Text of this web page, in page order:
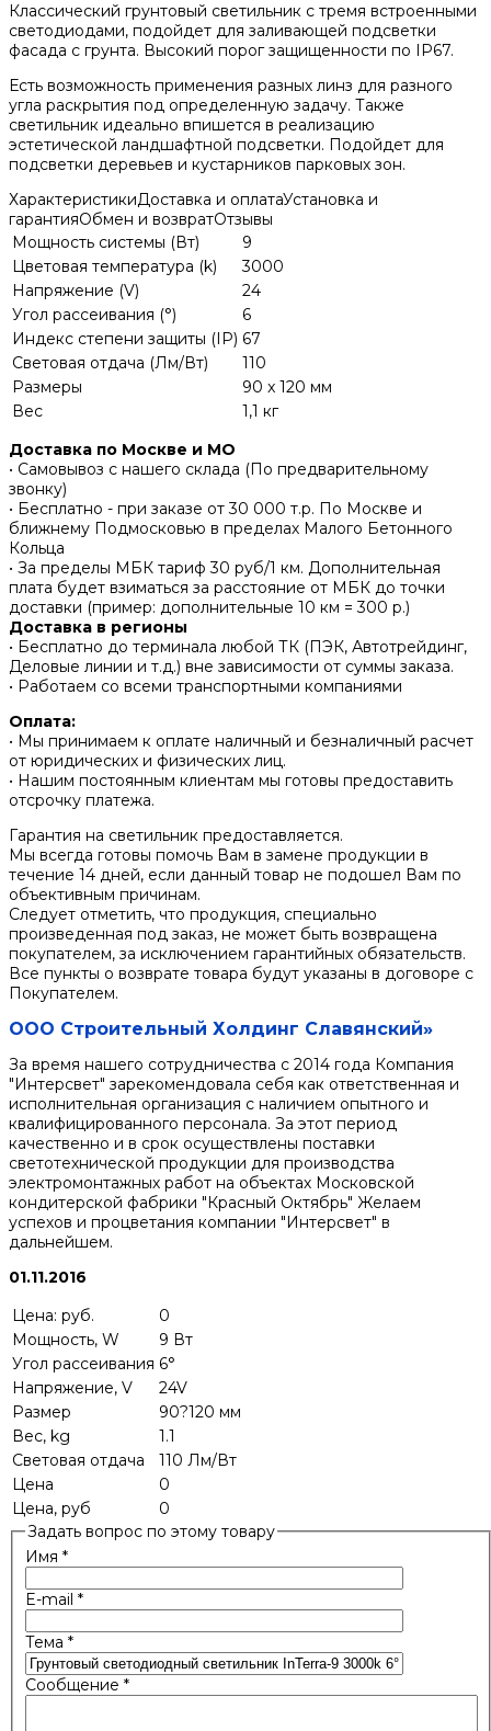
Классический грунтовый светильник с тремя встроенными
светодиодами, подойдет для заливающей подсветки
фасада с грунта. Высокий порог защищенности по IP67.
Есть возможность применения разных линз для разного
угла раскрытия под определенную задачу. Также
светильник идеально впишется в реализацию
эстетической ландшафтной подсветки. Подойдет для
подсветки деревьев и кустарников парковых зон.
ХарактеристикиДоставка и оплатаУстановка и
гарантияОбмен и возвратОтзывы
Мощность системы (Вт)
9
Цветовая температура (k)
3000
Напряжение (V)
24
Угол рассеивания (°)
6
Индекс степени защиты (IP) 67
Световая отдача (Лм/Вт)
110
Размеры
90 x 120 мм
Вес
1,1 кг
Доставка по Москве и МО
• Самовывоз с нашего склада (По предварительному
звонку)
• Бесплатно - при заказе от 30 000 т.р. По Москве и
ближнему Подмосковью в пределах Малого Бетонного
Кольца
• За пределы МБК тариф 30 руб/1 км. Дополнительная
плата будет взиматься за расстояние от МБК до точки
доставки (пример: дополнительные 10 км = 300 р.)
Доставка в регионы
• Бесплатно до терминала любой ТК (ПЭК, Автотрейдинг,
Деловые линии и т.д.) вне зависимости от суммы заказа.
• Работаем со всеми транспортными компаниями
Оплата:
• Мы принимаем к оплате наличный и безналичный расчет
от юридических и физических лиц.
• Нашим постоянным клиентам мы готовы предоставить
отсрочку платежа.
Гарантия на светильник предоставляется.
Мы всегда готовы помочь Вам в замене продукции в
течение 14 дней, если данный товар не подошел Вам по
объективным причинам.
Следует отметить, что продукция, специально
произведенная под заказ, не может быть возвращена
покупателем, за исключением гарантийных обязательств.
Все пункты о возврате товара будут указаны в договоре с
Покупателем.
ООО Строительный Холдинг Славянский»
За время нашего сотрудничества с 2014 года Компания
"Интерсвет" зарекомендовала себя как ответственная и
исполнительная организация с наличием опытного и
квалифицированного персонала. За этот период
качественно и в срок осуществлены поставки
светотехнической продукции для производства
электромонтажных работ на объектах Московской
кондитерской фабрики "Красный Октябрь" Желаем
успехов и процветания компании "Интерсвет" в
дальнейшем.
01.11.2016
Цена: руб.
0
Мощность, W
9 Вт
Угол рассеивания 6°
Напряжение, V
24V
Размер
90?120 мм
Вес, kg
1.1
Световая отдача
110 Лм/Вт
Цена
0
Цена, руб
0
Задать вопрос по этому товару
Имя *
E-mail *
Тема *
Сообщение *